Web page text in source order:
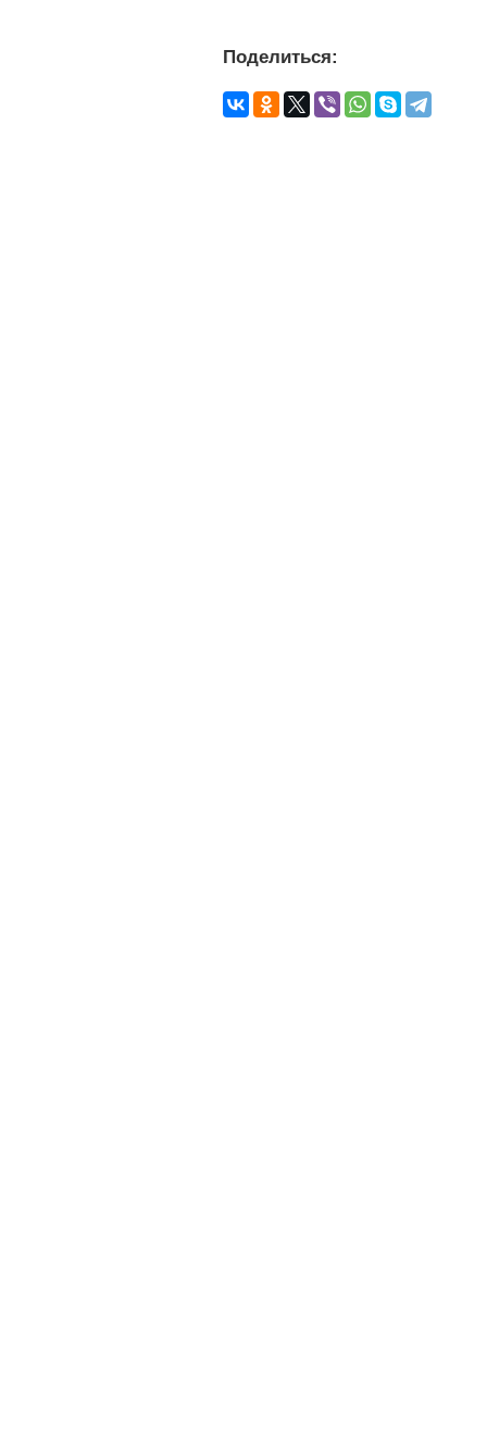
Поделиться: